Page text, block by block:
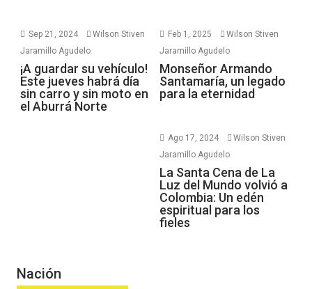
Sep 21, 2024
Wilson Stiven
Jaramillo Agudelo
¡A guardar su vehículo!
Este jueves habrá día
sin carro y sin moto en
el Aburrá Norte
Feb 1, 2025
Wilson Stiven
Jaramillo Agudelo
Monseñor Armando
Santamaría, un legado
para la eternidad
Ago 17, 2024
Wilson Stiven
Jaramillo Agudelo
La Santa Cena de La
Luz del Mundo volvió a
Colombia: Un edén
espiritual para los
fieles
Nación